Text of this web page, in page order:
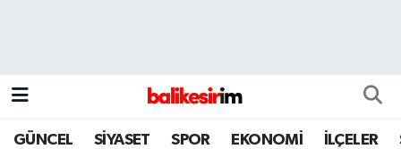
GÜNCEL SİYASET SPOR EKONOMİ İLÇELER